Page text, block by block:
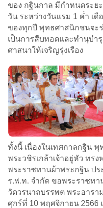
ของ กฐินกาล มีกำหนดระย
วัน ระหว่างวันแรม 1 ค่ำ เดื
ของทุกปี พุทธศาสนิกชนจะ
เป็นการสืบทอดและทำนุบำ
ศาสนาให้เจริญรุ่งเรือง
ทั้งนี้ เนื่องในเทศกาลกฐิน
พระวชิรเกล้าเจ้าอยู่หัว ทร
พระราชทานผ้าพระกฐิน ป
ร.ฟ.ท. จำกัด ขอพระราชท
วัดวรนาถบรรพต พระอาร
ศุกร์ที่ 10 พฤศจิกายน 2566